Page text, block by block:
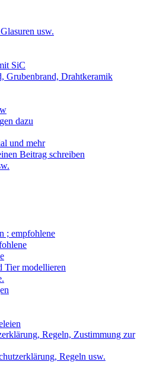
usw.
SiC
Drahtkeramik
dazu
und mehr
Beitrag schreiben
; empfohlene
modellieren
Regeln, Zustimmung zur
Regeln usw.